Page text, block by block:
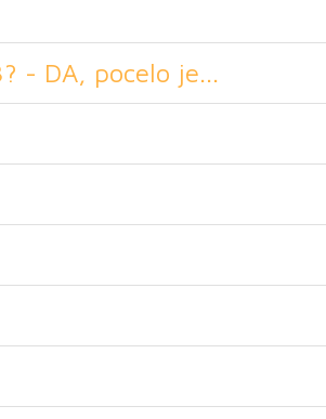
- DA, pocelo je...